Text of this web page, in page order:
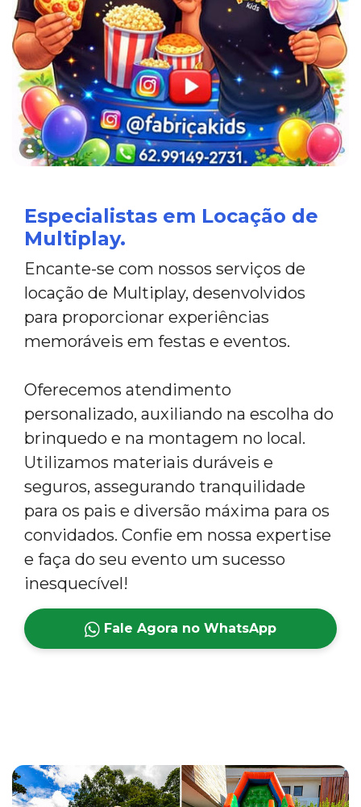
Especialistas em Locação de
Multiplay.
Encante-se com nossos serviços de
locação de Multiplay, desenvolvidos
para proporcionar experiências
memoráveis em festas e eventos.
Oferecemos atendimento
personalizado, auxiliando na escolha do
brinquedo e na montagem no local.
Utilizamos materiais duráveis e
seguros, assegurando tranquilidade
para os pais e diversão máxima para os
convidados. Confie em nossa expertise
e faça do seu evento um sucesso
inesquecível!
Fale Agora no WhatsApp